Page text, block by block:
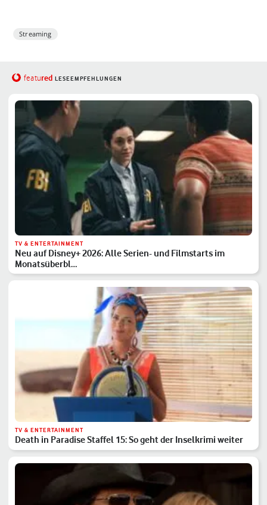
Streaming
featured LESEEMPFEHLUNGEN
TV & ENTERTAINMENT
Neu auf Disney+ 2026: Alle Serien- und Filmstarts im
Monatsüberbl…
TV & ENTERTAINMENT
Death in Paradise Staffel 15: So geht der Inselkrimi weiter